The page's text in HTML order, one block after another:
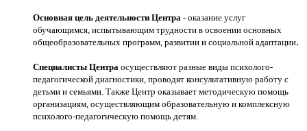
Основная цель деятельности Центра - оказание услуг
обучающимся, испытывающим трудности в освоении основных
общеобразовательных программ, развитии и социальной адаптации.
Специалисты Центра осуществляют разные виды психолого-
педагогической диагностики, проводят консультативную работу с
детьми и семьями. Также Центр оказывает методическую помощь
организациям, осуществляющим образовательную и комплексную
психолого-педагогическую помощь детям.